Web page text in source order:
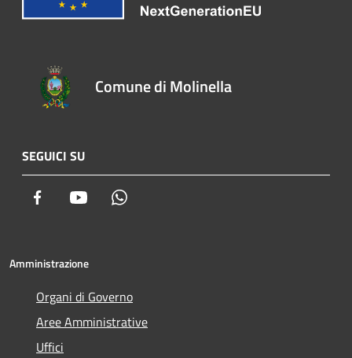
Comune di Molinella
SEGUICI SU
Facebook Youtube
Amministrazione
Organi di Governo
Aree Amministrative
Uffici